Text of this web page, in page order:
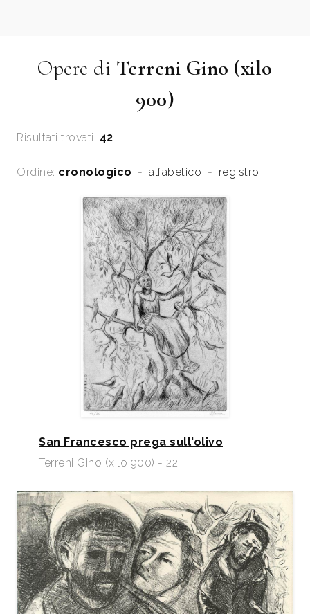
Opere di Terreni Gino (xilo
900)
Risultati trovati: 42
Ordine: cronologico - alfabetico - registro
San Francesco prega sull'olivo
Terreni Gino (xilo 900) - 22